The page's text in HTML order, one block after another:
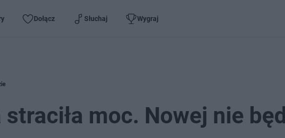
Dołącz Słuchaj Wygraj
moc. Nowej nie